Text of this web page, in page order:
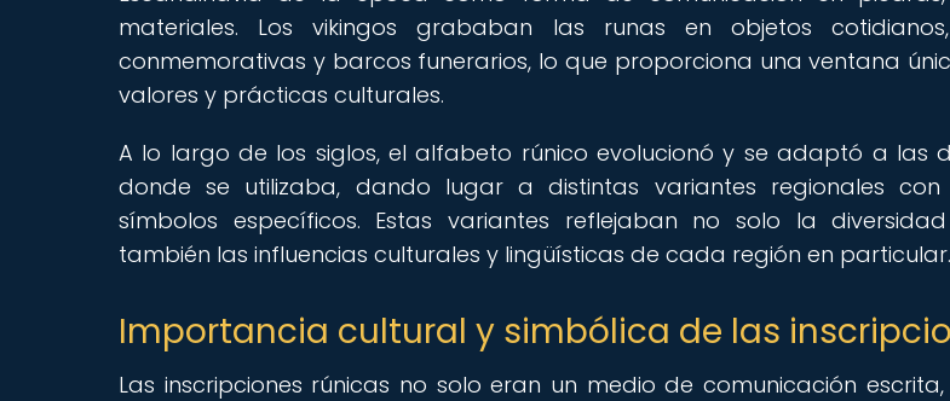
materiales. Los vikingos grababan las runas en objetos
conmemorativas y barcos funerarios, lo que proporciona una ventana
valores y prácticas culturales.
A lo largo de los siglos, el alfabeto rúnico evolucionó y se adaptó a las
donde se utilizaba, dando lugar a distintas variantes regionales
símbolos específicos. Estas variantes reflejaban no solo la
también las influencias culturales y lingüísticas de cada región en particular.
Importancia cultural y simbólica de las
Las inscripciones rúnicas no solo eran un medio de comunicación